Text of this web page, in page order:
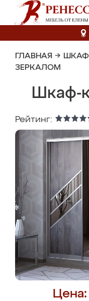
ГЛАВНАЯ →
ЗЕРКАЛОМ
Шкаф-
Рейтинг: